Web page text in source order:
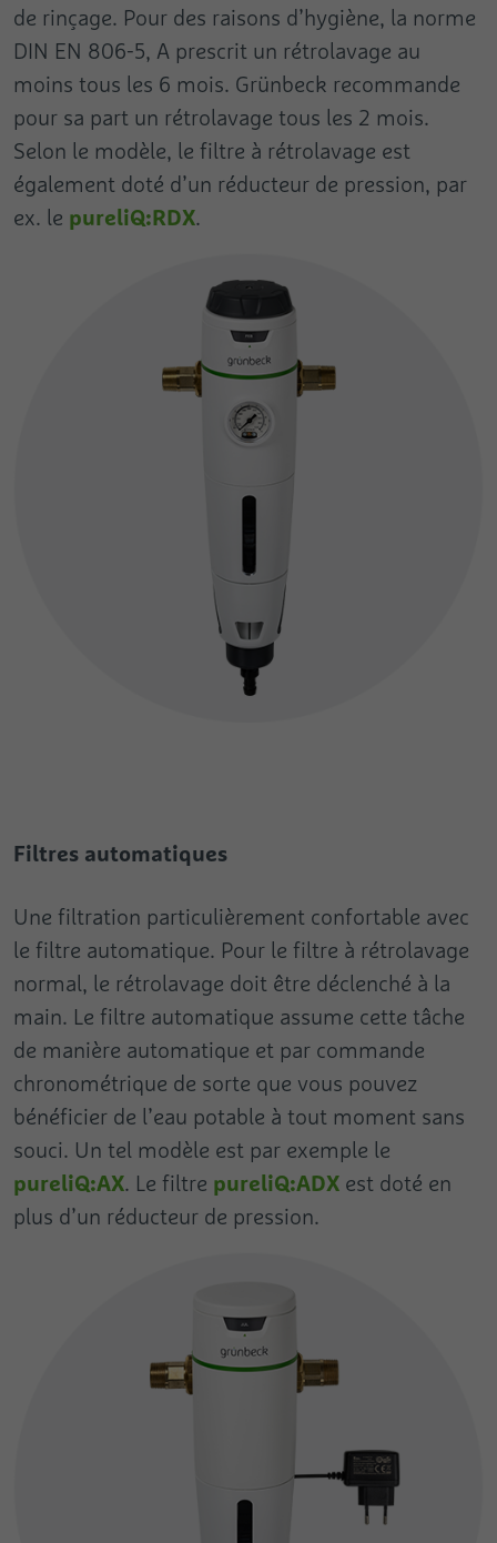
de rinçage. Pour des raisons d’hygiène, la norme
DIN EN 806-5, A prescrit un rétrolavage au
moins tous les 6 mois. Grünbeck recommande
pour sa part un rétrolavage tous les 2 mois.
Selon le modèle, le filtre à rétrolavage est
également doté d’un réducteur de pression, par
ex. le pureliQ:RDX.
Filtres automatiques
Une filtration particulièrement confortable avec
le filtre automatique. Pour le filtre à rétrolavage
normal, le rétrolavage doit être déclenché à la
main. Le filtre automatique assume cette tâche
de manière automatique et par commande
chronométrique de sorte que vous pouvez
bénéficier de l’eau potable à tout moment sans
souci. Un tel modèle est par exemple le
pureliQ:AX. Le filtre pureliQ:ADX est doté en
plus d’un réducteur de pression.